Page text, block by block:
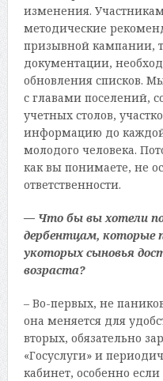
изменения.
методические
призывной кампании,
документации,
обновления списков.
с главами поселений,
учетных столов,
информацию до
молодого человека.
как вы понимаете, не
ответственности.
— Что бы вы хотели
дербентцам, которые
укоторых сыновья
возраста?
– Во-первых, не
она меняется для
вторых, обязательно
«Госуслуги» и
кабинет, особенно